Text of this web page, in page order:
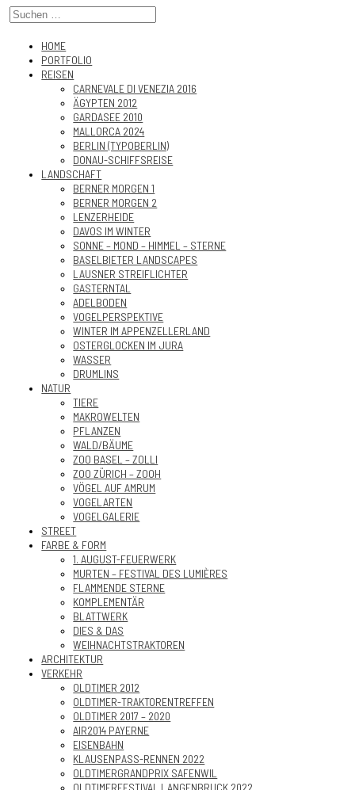
HOME
PORTFOLIO
REISEN
CARNEVALE DI VENEZIA 2016
ÄGYPTEN 2012
GARDASEE 2010
MALLORCA 2024
BERLIN (TYPOBERLIN)
DONAU-SCHIFFSREISE
LANDSCHAFT
BERNER MORGEN 1
BERNER MORGEN 2
LENZERHEIDE
DAVOS IM WINTER
SONNE – MOND – HIMMEL – STERNE
BASELBIETER LANDSCAPES
LAUSNER STREIFLICHTER
GASTERNTAL
ADELBODEN
VOGELPERSPEKTIVE
WINTER IM APPENZELLERLAND
OSTERGLOCKEN IM JURA
WASSER
DRUMLINS
NATUR
TIERE
MAKROWELTEN
PFLANZEN
WALD/BÄUME
ZOO BASEL – ZOLLI
ZOO ZÜRICH – ZOOH
VÖGEL AUF AMRUM
VOGELARTEN
VOGELGALERIE
STREET
FARBE & FORM
1. AUGUST-FEUERWERK
MURTEN – FESTIVAL DES LUMIÈRES
FLAMMENDE STERNE
KOMPLEMENTÄR
BLATTWERK
DIES & DAS
WEIHNACHTSTRAKTOREN
ARCHITEKTUR
VERKEHR
OLDTIMER 2012
OLDTIMER-TRAKTORENTREFFEN
OLDTIMER 2017 – 2020
AIR2014 PAYERNE
EISENBAHN
KLAUSENPASS-RENNEN 2022
OLDTIMERGRANDPRIX SAFENWIL
OLDTIMERFESTIVAL LANGENBRUCK 2022